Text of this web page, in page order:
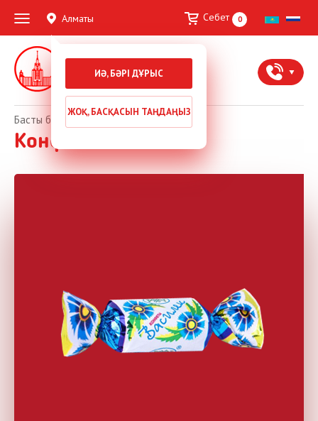
Алматы
ИӘ, БӘРІ ДҰРЫС
ЖОҚ, БАСҚАСЫН ТАҢДАҢЫЗ
Себет 0
сыйлықтар
Басты бет
Конфеты Василек